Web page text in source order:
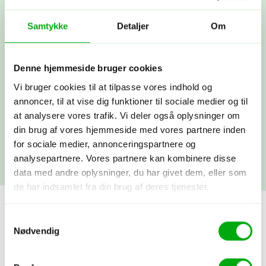
Samtykke Detaljer Om
Denne hjemmeside bruger cookies
Vi bruger cookies til at tilpasse vores indhold og
annoncer, til at vise dig funktioner til sociale medier og til
at analysere vores trafik. Vi deler også oplysninger om
din brug af vores hjemmeside med vores partnere inden
for sociale medier, annonceringspartnere og
analysepartnere. Vores partnere kan kombinere disse
data med andre oplysninger, du har givet dem, eller som
de har indsamlet fra din brug af deres tjenester.
Nødvendig
Du betaler depositum, vi booker alt som
aftalt, og du modtager alle dine
rejsepapirer, så du rigtig kan glæde
Afrejse
Du rejser…! Du kan altid få fat i os
under rejsen. Vi snakkes ved, når du
kommer hjem.